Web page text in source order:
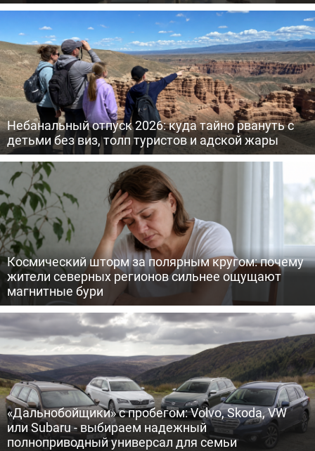
Небанальный отпуск 2026: куда тайно рвануть с
детьми без виз, толп туристов и адской жары
Космический шторм за полярным кругом: почему
жители северных регионов сильнее ощущают
магнитные бури
«Дальнобойщики» с пробегом: Volvo, Skoda, VW
или Subaru - выбираем надежный
полноприводный универсал для семьи